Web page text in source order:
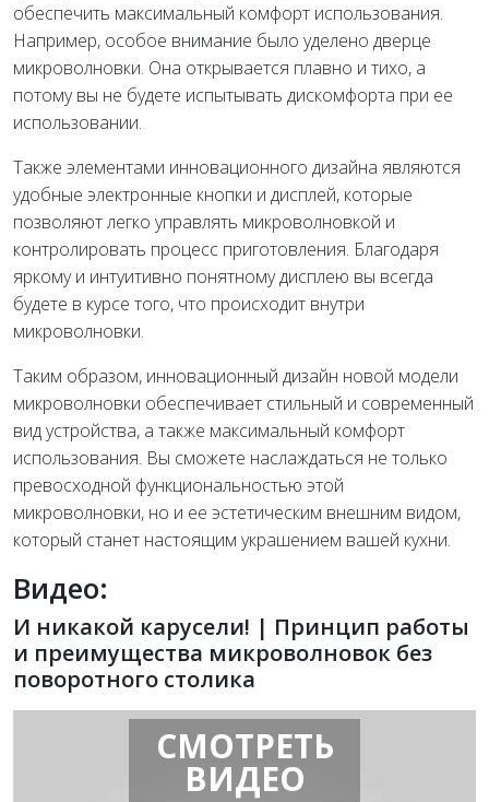
обеспечить максимальный комфорт использования.
Например, особое внимание было уделено дверце
микроволновки. Она открывается плавно и тихо, а
потому вы не будете испытывать дискомфорта при ее
использовании.
Также элементами инновационного дизайна являются
удобные электронные кнопки и дисплей, которые
позволяют легко управлять микроволновкой и
контролировать процесс приготовления. Благодаря
яркому и интуитивно понятному дисплею вы всегда
будете в курсе того, что происходит внутри
микроволновки.
Таким образом, инновационный дизайн новой модели
микроволновки обеспечивает стильный и современный
вид устройства, а также максимальный комфорт
использования. Вы сможете наслаждаться не только
превосходной функциональностью этой
микроволновки, но и ее эстетическим внешним видом,
который станет настоящим украшением вашей кухни.
Видео:
И никакой карусели! | Принцип работы
и преимущества микроволновок без
поворотного столика
СМОТРЕТЬ
ВИДЕО